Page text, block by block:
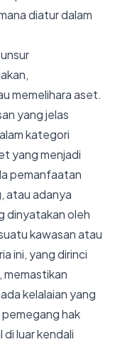
diatur dalam
memelihara aset.
yang jelas
kategori
yang menjadi
pemanfaatan
atau adanya
dinyatakan oleh
kawasan atau
ini, yang dirinci
memastikan
kelalaian yang
hak
luar kendali